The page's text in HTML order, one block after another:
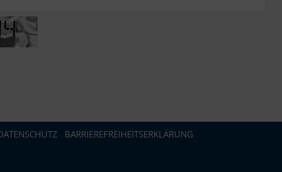
BARRIEREFREIHEITSERKLÄRUNG